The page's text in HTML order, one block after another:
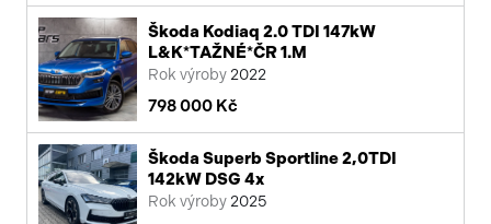
Škoda Kodiaq 2.0 TDI 147kW
L&K*TAŽNÉ*ČR 1.M
Rok výroby 2022
798 000 Kč
Škoda Superb Sportline 2,0TDI
142kW DSG 4x
Rok výroby 2025